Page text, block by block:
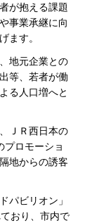
が抱える課題
事業承継に向
ます。
地元企業との
等、若者が働
る人口増へと
ＪＲ西日本の
プロモーショ
地からの誘客
パビリオン」
おり、市内で